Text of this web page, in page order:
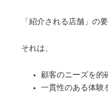
「紹介される店舗」の
それは、
顧客のニーズを的
一貫性のある体験